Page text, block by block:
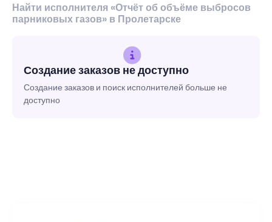
Найти исполнителя «Отчёт об объёме выбросов
парниковых газов» в Пролетарске
Создание заказов не доступно
Создание заказов и поиск исполнителей больше не
доступно